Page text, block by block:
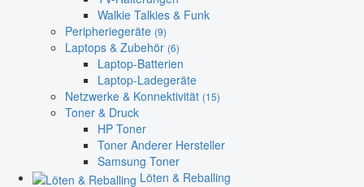
Walkie Talkies & Funk
Peripheriegeräte (9)
Laptops & Zubehör (6)
Laptop-Batterien
Laptop-Ladegeräte
Netzwerke & Konnektivität (15)
Toner & Druck
HP Toner
Toner Anderer Hersteller
Samsung Toner
Löten & Reballing